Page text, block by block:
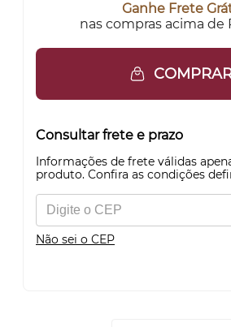
Ganhe Frete
nas compras acima de
Consultar frete e prazo
Informações de frete válidas
produto. Confira as condições
Não sei o CEP